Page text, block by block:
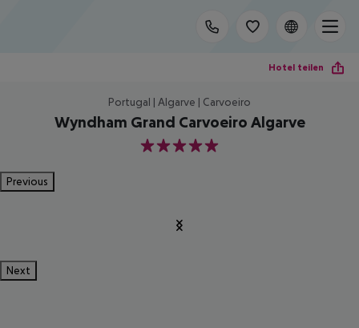
Hotel teilen
Portugal | Algarve | Carvoeiro
Wyndham Grand Carvoeiro Algarve
5
Previous
Next